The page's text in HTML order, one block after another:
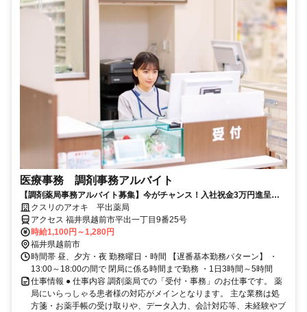
医療事務 調剤事務アルバイト
【調剤薬局事務アルバイト募集】今がチャンス！入社祝金3万円進呈
資格・経験一切不要！
クスリのアオキ 平出薬局
アクセス 福井県越前市平出一丁目9番25号
時給1,100円～1,280円
福井県越前市
時間帯 昼、夕方・夜 勤務曜日・時間 【遅番基本勤務パターン】 ・
13:00～18:00の間で 閉局に係る時間まで勤務 ・1日3時間～5時間
仕事情報 ● 仕事内容 調剤薬局での「受付・事務」のお仕事です。 薬
局にいらっしゃる患者様の対応がメインとなります。 主な業務は処
方箋・お薬手帳の受け取りや、データ入力、会計対応等、未経験やブ